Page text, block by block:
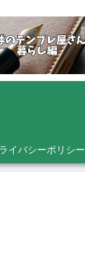
イバシーポリシー